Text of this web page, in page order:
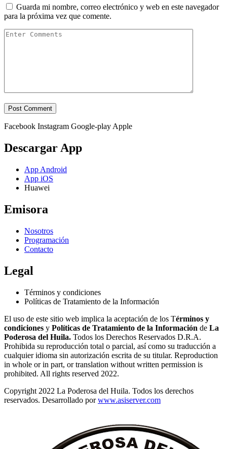
Guarda mi nombre, correo electrónico y web en este navegador
para la próxima vez que comente.
Facebook Instagram Google-play Apple
Descargar App
App Android
App iOS
Huawei
Emisora
Nosotros
Programación
Contacto
Legal
Términos y condiciones
Políticas de Tratamiento de la Información
El uso de este sitio web implica la aceptación de los Términos y
condiciones y Políticas de Tratamiento de la Información de La
Poderosa del Huila. Todos los Derechos Reservados D.R.A.
Prohibida su reproducción total o parcial, así como su traducción a
cualquier idioma sin autorización escrita de su titular. Reproduction
in whole or in part, or translation without written permission is
prohibited. All rights reserved 2022.
Copyright 2022 La Poderosa del Huila. Todos los derechos
reservados. Desarrollado porwww.asiserver.com